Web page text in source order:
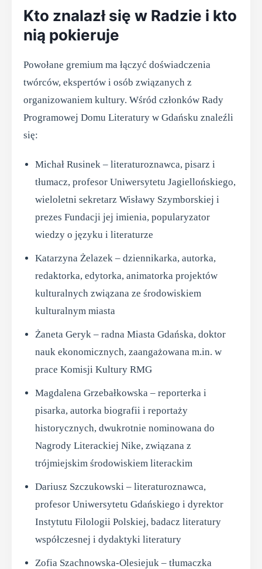
Kto znalazł się w Radzie i kto
nią pokieruje
Powołane gremium ma łączyć doświadczenia
twórców, ekspertów i osób związanych z
organizowaniem kultury. Wśród członków Rady
Programowej Domu Literatury w Gdańsku znaleźli
się:
Michał Rusinek – literaturoznawca, pisarz i
tłumacz, profesor Uniwersytetu Jagiellońskiego,
wieloletni sekretarz Wisławy Szymborskiej i
prezes Fundacji jej imienia, popularyzator
wiedzy o języku i literaturze
Katarzyna Żelazek – dziennikarka, autorka,
redaktorka, edytorka, animatorka projektów
kulturalnych związana ze środowiskiem
kulturalnym miasta
Żaneta Geryk – radna Miasta Gdańska, doktor
nauk ekonomicznych, zaangażowana m.in. w
prace Komisji Kultury RMG
Magdalena Grzebałkowska – reporterka i
pisarka, autorka biografii i reportaży
historycznych, dwukrotnie nominowana do
Nagrody Literackiej Nike, związana z
trójmiejskim środowiskiem literackim
Dariusz Szczukowski – literaturoznawca,
profesor Uniwersytetu Gdańskiego i dyrektor
Instytutu Filologii Polskiej, badacz literatury
współczesnej i dydaktyki literatury
Zofia Szachnowska-Olesiejuk – tłumaczka